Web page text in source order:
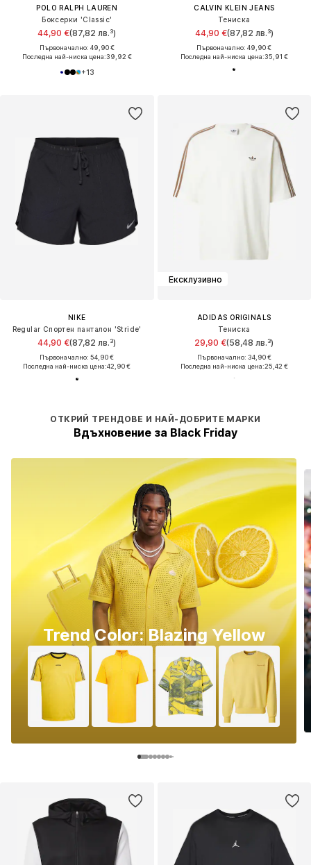
POLO RALPH LAUREN
Боксерки 'Classic'
44,90 €(87,82 лв.³)
Първоначално: 49,90 €
Последна най-ниска цена:39,92 €
+13
CALVIN KLEIN JEANS
Тениска
44,90 €(87,82 лв.³)
Първоначално: 49,90 €
Последна най-ниска цена:35,91 €
NIKE
Regular Спортен панталон 'Stride'
44,90 €(87,82 лв.³)
Първоначално: 54,90 €
Последна най-ниска цена:42,90 €
Ексклузивно
ADIDAS ORIGINALS
Тениска
29,90 €(58,48 лв.³)
Първоначално: 34,90 €
Последна най-ниска цена:25,42 €
ОТКРИЙ ТРЕНДОВЕ И НАЙ-ДОБРИТЕ МАРКИ
Вдъхновение за Black Friday
Trend Color: Blazing Yellow